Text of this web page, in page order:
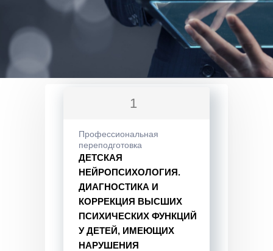
1
Профессиональная
переподготовка
ДЕТСКАЯ
НЕЙРОПСИХОЛОГИЯ.
ДИАГНОСТИКА И
КОРРЕКЦИЯ ВЫСШИХ
ПСИХИЧЕСКИХ ФУНКЦИЙ
У ДЕТЕЙ, ИМЕЮЩИХ
НАРУШЕНИЯ